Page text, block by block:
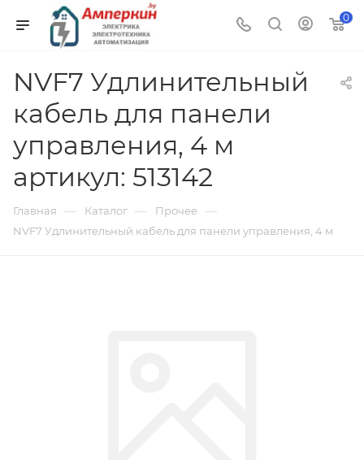
0
NVF7 Удлинительный
кабель для панели
управления, 4 м
артикул: 513142
Главная — Каталог — Прочее —
NVF7 Удлинительный кабель для панели управления, 4 м